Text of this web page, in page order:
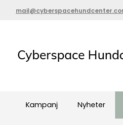
Kampanj Nyheter